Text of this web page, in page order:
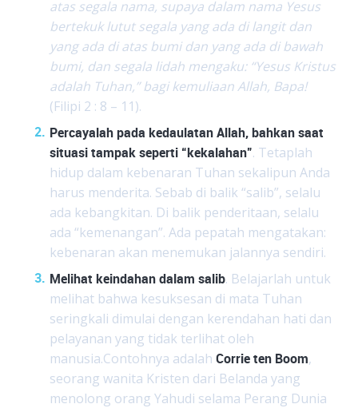
atas segala nama, supaya dalam nama Yesus
bertekuk lutut segala yang ada di langit dan
yang ada di atas bumi dan yang ada di bawah
bumi, dan segala lidah mengaku: “Yesus Kristus
adalah Tuhan,” bagi kemuliaan Allah, Bapa!
(Filipi 2 : 8 – 11).
Percayalah pada kedaulatan Allah, bahkan saat
situasi tampak seperti “kekalahan”. Tetaplah
hidup dalam kebenaran Tuhan sekalipun Anda
harus menderita. Sebab di balik “salib”, selalu
ada kebangkitan. Di balik penderitaan, selalu
ada “kemenangan”. Ada pepatah mengatakan:
kebenaran akan menemukan jalannya sendiri.
Melihat keindahan dalam salib. Belajarlah untuk
melihat bahwa kesuksesan di mata Tuhan
seringkali dimulai dengan kerendahan hati dan
pelayanan yang tidak terlihat oleh
manusia.Contohnya adalah Corrie ten Boom,
seorang wanita Kristen dari Belanda yang
menolong orang Yahudi selama Perang Dunia